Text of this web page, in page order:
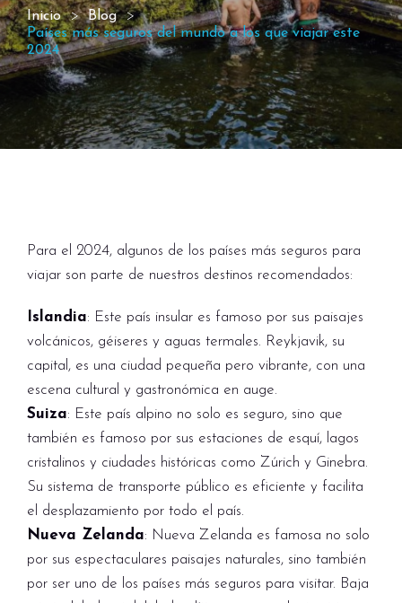
Inicio
Blog
Países más seguros del mundo a los que viajar este
2024
Para el 2024, algunos de los países más seguros para
viajar son parte de nuestros destinos recomendados:
Islandia: Este país insular es famoso por sus paisajes
volcánicos, géiseres y aguas termales. Reykjavik, su
capital, es una ciudad pequeña pero vibrante, con una
escena cultural y gastronómica en auge.
Suiza: Este país alpino no solo es seguro, sino que
también es famoso por sus estaciones de esquí, lagos
cristalinos y ciudades históricas como Zúrich y Ginebra.
Su sistema de transporte público es eficiente y facilita
el desplazamiento por todo el país.
Nueva Zelanda: Nueva Zelanda es famosa no solo
por sus espectaculares paisajes naturales, sino también
por ser uno de los países más seguros para visitar. Baja